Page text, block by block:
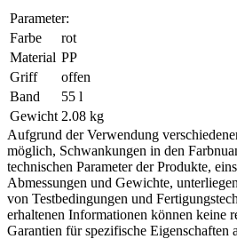
Parameter:
Farbe
rot
Material PP
Griff
offen
Band
55 l
Gewicht 2.08 kg
Aufgrund der Verwendung
möglich, Schwankungen in den
technischen Parameter der Produkte,
Abmessungen und Gewichte,
von Testbedingungen und
erhaltenen Informationen können keine
Garantien für spezifische Eigenschaften